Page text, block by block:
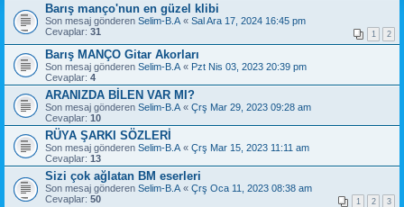
Barış manço'nun en güzel klibi
Son mesaj gönderen Selim-B.A « Sal Ara 17, 2024 16:45 pm
Cevaplar: 31 1 2
Barış MANÇO Gitar Akorları
Son mesaj gönderen Selim-B.A « Pzt Nis 03, 2023 20:39 pm
Cevaplar: 4
ARANIZDA BİLEN VAR MI?
Son mesaj gönderen Selim-B.A « Çrş Mar 29, 2023 09:28 am
Cevaplar: 10
RÜYA ŞARKI SÖZLERİ
Son mesaj gönderen Selim-B.A « Çrş Mar 15, 2023 11:11 am
Cevaplar: 13
Sizi çok ağlatan BM eserleri
Son mesaj gönderen Selim-B.A « Çrş Oca 11, 2023 08:38 am
Cevaplar: 50 1 2 3